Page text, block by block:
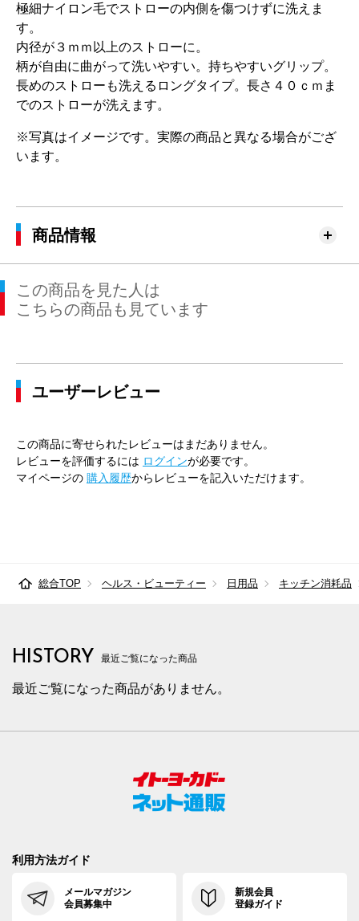
極細ナイロン毛でストローの内側を傷つけずに洗えま
す。
内径が３ｍｍ以上のストローに。
柄が自由に曲がって洗いやすい。持ちやすいグリップ。
長めのストローも洗えるロングタイプ。長さ４０ｃｍま
でのストローが洗えます。
※写真はイメージです。実際の商品と異なる場合がござ
います。
商品情報
この商品を見た人は
こちらの商品も見ています
ユーザーレビュー
この商品に寄せられたレビューはまだありません。
レビューを評価するには ログインが必要です。
マイページの 購入履歴からレビューを記入いただけます。
総合TOP ヘルス・ビューティー 日用品 キッチン消耗品
HISTORY 最近ご覧になった商品
最近ご覧になった商品がありません。
利用方法ガイド
メールマガジン
会員募集中
新規会員
登録ガイド